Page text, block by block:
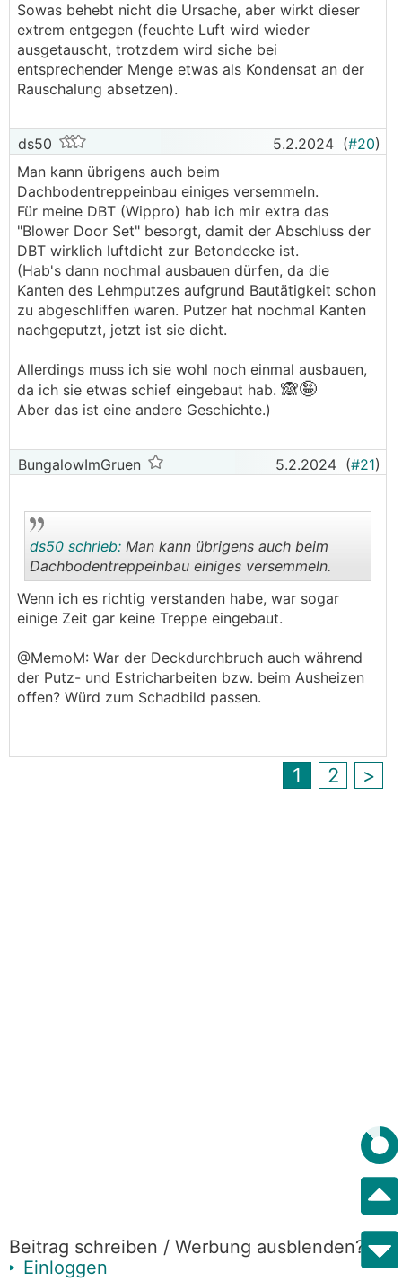
Sowas behebt nicht die Ursache, aber wirkt dieser
extrem entgegen (feuchte Luft wird wieder
ausgetauscht, trotzdem wird siche bei
entsprechender Menge etwas als Kondensat an der
Rauschalung absetzen).
ds50 5.2.2024 (#20)
Man kann übrigens auch beim
Dachbodentreppeinbau einiges versemmeln.
Für meine DBT (Wippro) hab ich mir extra das
"Blower Door Set" besorgt, damit der Abschluss der
DBT wirklich luftdicht zur Betondecke ist.
(Hab's dann nochmal ausbauen dürfen, da die
Kanten des Lehmputzes aufgrund Bautätigkeit schon
zu abgeschliffen waren. Putzer hat nochmal Kanten
nachgeputzt, jetzt ist sie dicht.
Allerdings muss ich sie wohl noch einmal ausbauen,
da ich sie etwas schief eingebaut hab. 🙈🤪
Aber das ist eine andere Geschichte.)
BungalowImGruen 5.2.2024 (#21)
..
ds50 schrieb: Man kann übrigens auch beim
Dachbodentreppeinbau einiges versemmeln.
Wenn ich es richtig verstanden habe, war sogar
einige Zeit gar keine Treppe eingebaut.
@MemoM: War der Deckdurchbruch auch während
der Putz- und Estricharbeiten bzw. beim Ausheizen
offen? Würd zum Schadbild passen.
1 2 >
Beitrag schreiben / Werbung ausblenden?
Einloggen